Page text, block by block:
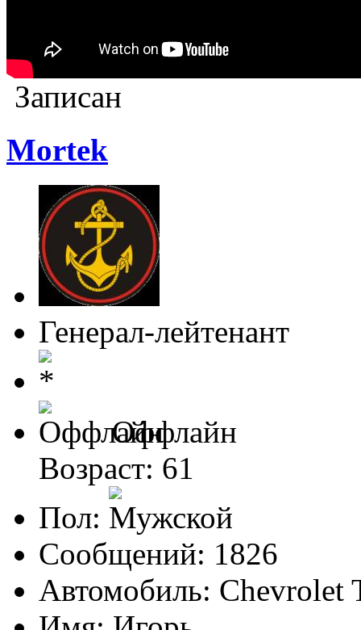
Записан
Mortek
Генерал-лейтенант
Оффлайн
Возраст: 61
Пол:
Сообщений: 1826
Автомобиль: